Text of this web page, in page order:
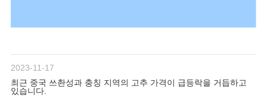
2023-11-17
최근 중국 쓰촨성과 충칭 지역의 고추 가격이 급등락을 거듭하고
있습니다.